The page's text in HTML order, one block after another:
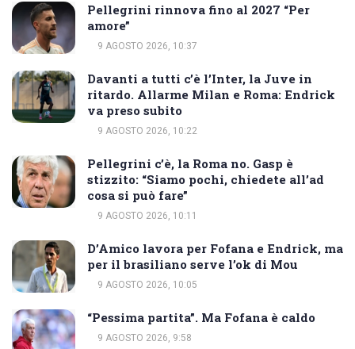
Pellegrini rinnova fino al 2027 “Per
amore”
9 AGOSTO 2026, 10:37
Davanti a tutti c’è l’Inter, la Juve in
ritardo. Allarme Milan e Roma: Endrick
va preso subito
9 AGOSTO 2026, 10:22
Pellegrini c’è, la Roma no. Gasp è
stizzito: “Siamo pochi, chiedete all’ad
cosa si può fare”
9 AGOSTO 2026, 10:11
D’Amico lavora per Fofana e Endrick, ma
per il brasiliano serve l’ok di Mou
9 AGOSTO 2026, 10:05
“Pessima partita”. Ma Fofana è caldo
9 AGOSTO 2026, 9:58